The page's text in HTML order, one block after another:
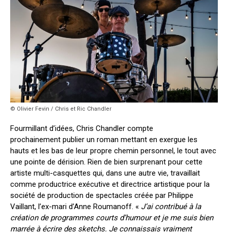
© Olivier Fevin / Chris et Ric Chandler
Fourmillant d’idées, Chris Chandler compte
prochainement publier un roman mettant en exergue les
hauts et les bas de leur propre chemin personnel, le tout avec
une pointe de dérision. Rien de bien surprenant pour cette
artiste multi-casquettes qui, dans une autre vie, travaillait
comme productrice exécutive et directrice artistique pour la
société de production de spectacles créée par Philippe
Vaillant, l’ex-mari d’Anne Roumanoff. « J’ai contribué à la
création de programmes courts d’humour et je me suis bien
marrée à écrire des sketchs. Je connaissais vraiment